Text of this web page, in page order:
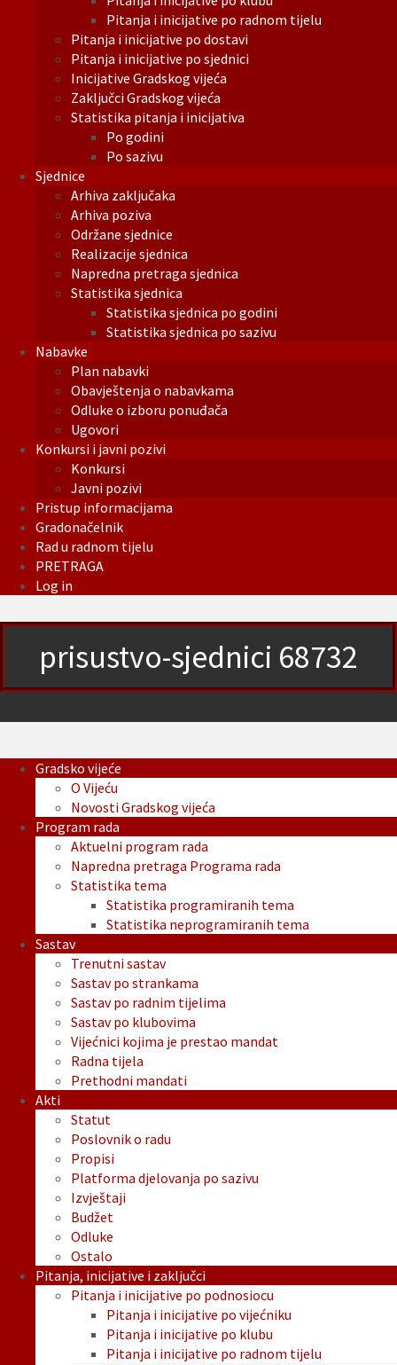
Pitanja i inicijative po radnom tijelu
Pitanja i inicijative po dostavi
Pitanja i inicijative po sjednici
Inicijative Gradskog vijeća
Zaključci Gradskog vijeća
Statistika pitanja i inicijativa
Po godini
Po sazivu
Sjednice
Arhiva zaključaka
Arhiva poziva
Održane sjednice
Realizacije sjednica
Napredna pretraga sjednica
Statistika sjednica
Statistika sjednica po godini
Statistika sjednica po sazivu
Nabavke
Plan nabavki
Obavještenja o nabavkama
Odluke o izboru ponuđača
Ugovori
Konkursi i javni pozivi
Konkursi
Javni pozivi
Pristup informacijama
Gradonačelnik
Rad u radnom tijelu
PRETRAGA
Log in
prisustvo-sjednici 68732
Gradsko vijeće
O Vijeću
Novosti Gradskog vijeća
Program rada
Aktuelni program rada
Napredna pretraga Programa rada
Statistika tema
Statistika programiranih tema
Statistika neprogramiranih tema
Sastav
Trenutni sastav
Sastav po strankama
Sastav po radnim tijelima
Sastav po klubovima
Vijećnici kojima je prestao mandat
Radna tijela
Prethodni mandati
Akti
Statut
Poslovnik o radu
Propisi
Platforma djelovanja po sazivu
Izvještaji
Budžet
Odluke
Ostalo
Pitanja, inicijative i zaključci
Pitanja i inicijative po podnosiocu
Pitanja i inicijative po vijećniku
Pitanja i inicijative po klubu
Pitanja i inicijative po radnom tijelu